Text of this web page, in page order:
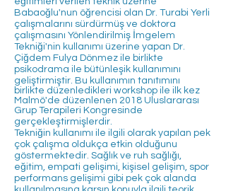
Babaoğlu'nun öğrencisi olan Dr. Turabi Yerli
çalışmalarını sürdürmüş ve doktora
çalışmasını Yönlendirilmiş İmgelem
Tekniği'nin kullanımı üzerine yapan Dr.
Çiğdem Fulya Dönmez ile birlikte
psikodrama ile bütünleşik kullanımını
geliştirmiştir. Bu kullanımın tanıtımını
birlikte düzenledikleri workshop ile ilk kez
Malmö'de düzenlenen 2018 Uluslararası
Grup Terapileri Kongresinde
gerçekleştirmişlerdir.
Tekniğin kullanımı ile ilgili olarak yapılan pek
çok çalışma oldukça etkin olduğunu
göstermektedir. Sağlık ve ruh sağlığı,
eğitim, empati gelişimi, kişisel gelişim, spor
performans gelişimi gibi pek çok alanda